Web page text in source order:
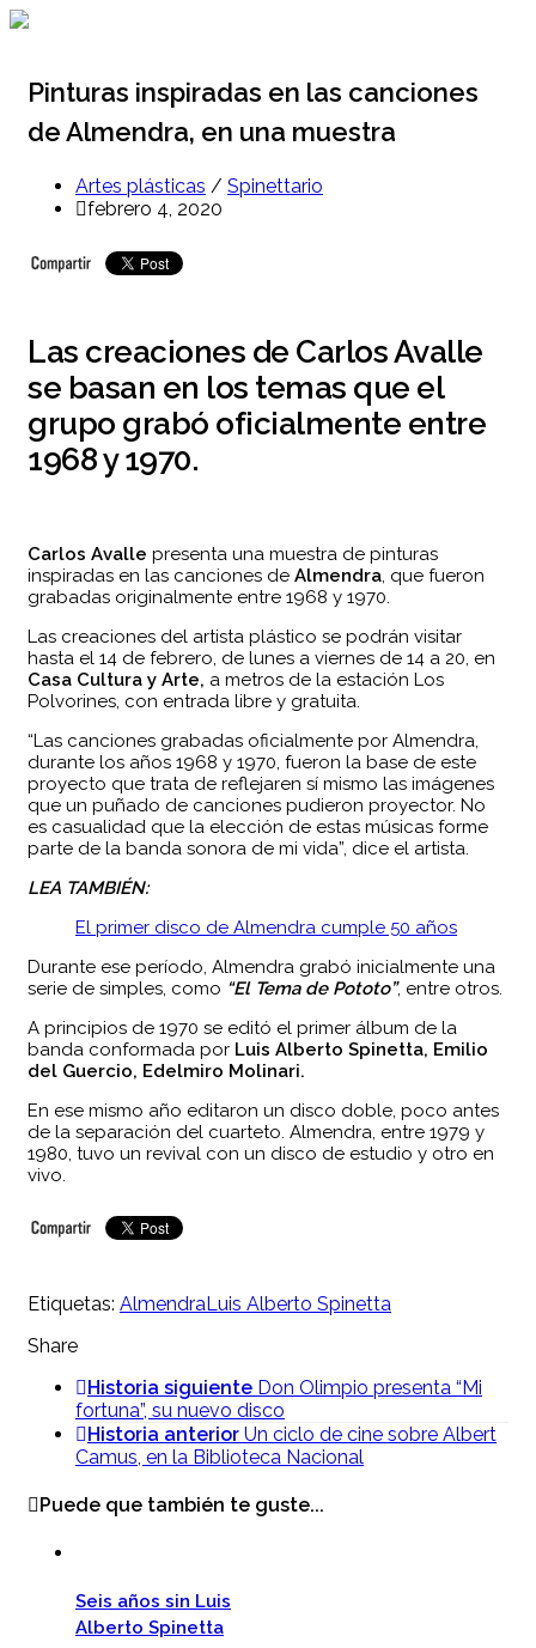
Ir
Pinturas inspiradas en las canciones
de Almendra, en una muestra
Artes plásticas / Spinettario
febrero 4, 2020
Las creaciones de Carlos Avalle
se basan en los temas que el
grupo grabó oficialmente entre
1968 y 1970.
Carlos Avalle presenta una muestra de pinturas
inspiradas en las canciones de Almendra, que fueron
grabadas originalmente entre 1968 y 1970.
Las creaciones del artista plástico se podrán visitar
hasta el 14 de febrero, de lunes a viernes de 14 a 20, en
Casa Cultura y Arte, a metros de la estación Los
Polvorines, con entrada libre y gratuita.
“Las canciones grabadas oficialmente por Almendra,
durante los años 1968 y 1970, fueron la base de este
proyecto que trata de reflejaren sí mismo las imágenes
que un puñado de canciones pudieron proyector. No
es casualidad que la elección de estas músicas forme
parte de la banda sonora de mi vida”, dice el artista.
LEA TAMBIÉN:
El primer disco de Almendra cumple 50 años
Durante ese período, Almendra grabó inicialmente una
serie de simples, como “El Tema de Pototo”, entre otros.
A principios de 1970 se editó el primer álbum de la
banda conformada por Luis Alberto Spinetta, Emilio
del Guercio, Edelmiro Molinari.
En ese mismo año editaron un disco doble, poco antes
de la separación del cuarteto. Almendra, entre 1979 y
1980, tuvo un revival con un disco de estudio y otro en
vivo.
Etiquetas: AlmendraLuis Alberto Spinetta
Share
Historia siguiente Don Olimpio presenta “Mi
fortuna”, su nuevo disco
Historia anterior Un ciclo de cine sobre Albert
Camus, en la Biblioteca Nacional
Puede que también te guste...
Seis años sin Luis
Alberto Spinetta